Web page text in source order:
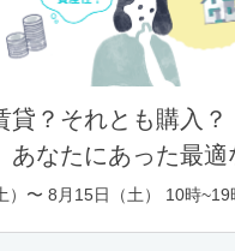
貸？それとも購入
あなたにあった最適
）〜 8月15日（土） 10時~19